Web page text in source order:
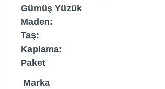
Gümüş Yüzük
Maden:
Taş:
Kaplama:
Paket
Marka